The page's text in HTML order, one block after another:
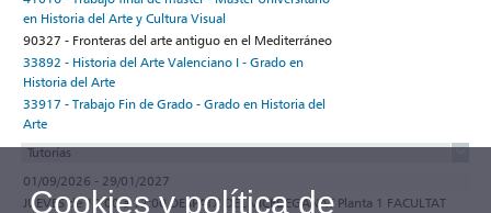
en Historia del Arte y Cultura Visual
90327 - Fronteras del arte antiguo en el Mediterráneo
33892 - Historia del Arte Valenciano I - Grado en
Historia del Arte
33917 - Trabajo Fin de Grado - Grado en Historia del
Arte
Tutorías
01/09/2026 - 29/01/2027
JUEVES de 10:00 a 12:00 DESPATX DEL VICEDEGANAT Planta 1 FACULTAT
Cookies y política de